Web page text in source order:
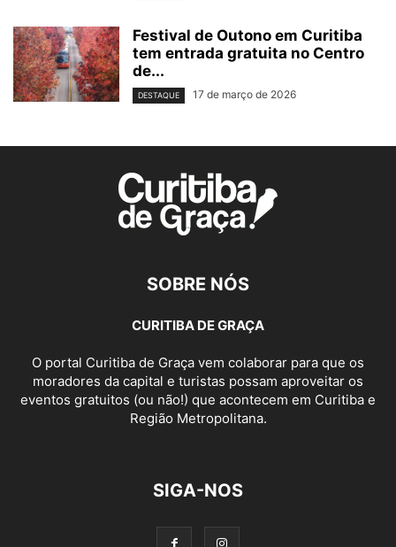
Festival de Outono em Curitiba
tem entrada gratuita no Centro
de...
DESTAQUE 17 de março de 2026
SOBRE NÓS
CURITIBA DE GRAÇA
O portal Curitiba de Graça vem colaborar para que os
moradores da capital e turistas possam aproveitar os
eventos gratuitos (ou não!) que acontecem em Curitiba e
Região Metropolitana.
SIGA-NOS